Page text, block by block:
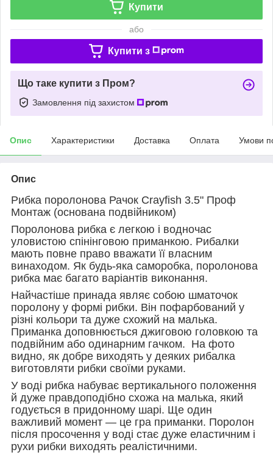
Купити
або
Купити з
Що таке купити з Пром?
Замовлення під захистом
Опис Характеристики Доставка Оплата Умови
Опис
Рибка поролонова Рачок Crayfish 3.5" Проф
Монтаж (основана подвійником)
Поролонова рибка є легкою і водночас
уловистою спінінговою приманкою. Рибалки
мають повне право вважати її власним
винаходом. Як будь-яка саморобка, поролонова
рибка має багато варіантів виконання.
Найчастіше принада являє собою шматочок
поролону у формі рибки. Він пофарбований у
різні кольори та дуже схожий на малька.
Приманка доповнюється джиговою головкою та
подвійним або одинарним гачком. На фото
видно, як добре виходять у деяких рибалка
виготовляти рибки своїми руками.
У воді рибка набуває вертикального положення
й дуже правдоподібно схожа на малька, який
годується в придонному шарі. Ще один
важливий момент — це гра приманки. Поролон
після просочення у воді стає дуже еластичним і
рухи рибки виходять реалістичними.